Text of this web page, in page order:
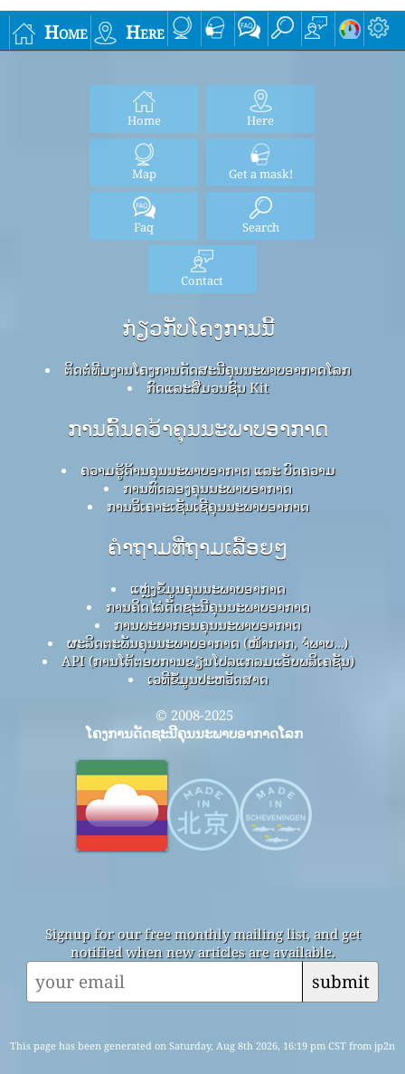
Home Here
Home Here
Map Get a mask!
Faq Search
Contact
ກ່ຽວກັບໂຄງການນີ້
ຕິດຕໍ່ທີມງານໂຄງການດັດສະນີຄຸນນະພາບອາກາດໂລກ
ກົດ​ແລະ​ສື່​ມວນ​ຊົນ Kit
ການຄົ້ນຄວ້າຄຸນນະພາບອາກາດ
ຄວາມຮູ້ດ້ານຄຸນນະພາບອາກາດ ແລະ ບົດຄວາມ
ການທົດລອງຄຸນນະພາບອາກາດ
ການວິເຄາະເຊັນເຊີຄຸນນະພາບອາກາດ
ຄໍາຖາມທີ່ຖາມເລື້ອຍໆ
ແຫຼ່ງຂໍ້ມູນຄຸນນະພາບອາກາດ
ການຄິດໄລ່ດັດຊະນີຄຸນນະພາບອາກາດ
ການພະຍາກອນຄຸນນະພາບອາກາດ
ຜະລິດຕະພັນຄຸນນະພາບອາກາດ (ໜ້າກາກ, ຈໍພາບ…)
API (ການໂຕ້ຕອບການຂຽນໂປລແກລມແອັບພລິເຄຊັນ)
ເວທີຂໍ້ມູນປະຫວັດສາດ
© 2008-2025
ໂຄງການດັດຊະນີຄຸນນະພາບອາກາດໂລກ
Signup for our free monthly mailing list, and get
notified when new articles are available.
submit
This page has been generated on Saturday, Aug 8th 2026, 16:19 pm CST from jp2n